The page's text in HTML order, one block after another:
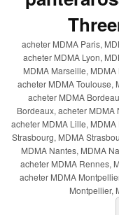
acheter MDMA Paris,
acheter MDMA Lyon,
MDMA Marseille,
acheter MDMA Toulouse,
acheter MDMA
Bordeaux, acheter
acheter MDMA Lille,
Strasbourg, MDMA
MDMA Nantes, MDMA
acheter MDMA Rennes,
acheter MDMA
Montpellier,